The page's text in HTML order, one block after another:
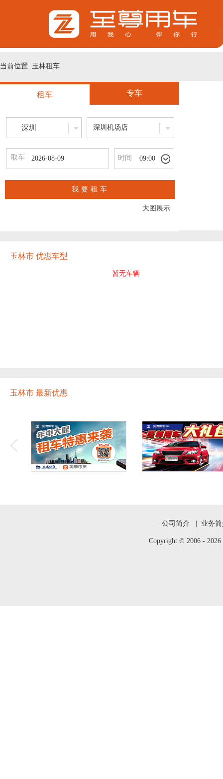
当前位置: 玉林租车
租车 专车
深圳 深圳机场店
取车 时间 09:00
我要租车
大图展示
玉林市 优惠车型
暂无车辆
玉林市 最新优惠
公司简介 业务
Copyright © 2006 -